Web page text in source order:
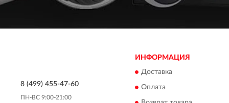
8 (499) 455-47-60
ПН-ВС 9:00-21:00
ИНФОРМАЦИЯ
Доставка
Оплата